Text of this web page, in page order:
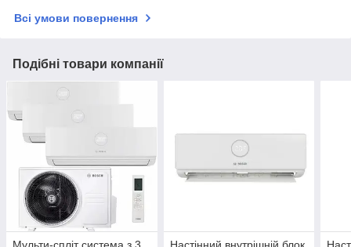
Всі умови повернення
Подібні товари компанії